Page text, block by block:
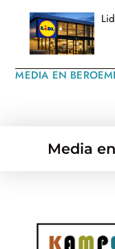
MEDIA EN
Media